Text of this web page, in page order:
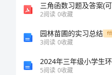
2阅读 0收藏
园林苗圃的实习总结 付
3阅读 0收藏
2024年三年级小学生
5阅读 0收藏